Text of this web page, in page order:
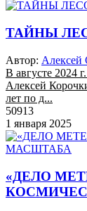
ТАЙНЫ
Автор:
В августе 2024
Алексей
лет по д...
50913
1 января 2025
«ДЕЛО